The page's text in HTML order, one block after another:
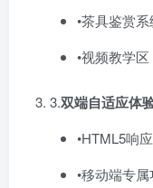
•茶具鉴赏
•视频教学
3.​双端自适应体
•HTML5响
•移动端专